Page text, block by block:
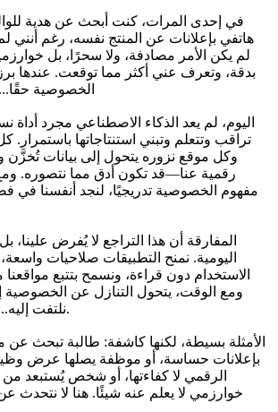
في إحدى المرات، كنت أبحث عن هدية
هاتفي بإعلانات عن المنتج نفسه، رغم أنني
لم يكن الأمر مصادفة، ولا سحرًا، بل
بدقة، وتعرف عني أكثر مما توقعت. عندها
الخصوصية
اليوم، لم يعد الذكاء الاصطناعي مجرد أداة
تراقب وتتعلم وتبني استنتاجاتها
وكل موقع نزوره يتحول إلى بيانات
رقمية عنا—قد تكون أدق مما نتصوره. ومع
مفهوم الخصوصية تدريجيًا، لنجد أنفسنا في
المفارقة أن هذا التراجع لا يُفرض علينا،
اليومية. نمنح التطبيقات صلاحيات
الاستخدام دون قراءة، ونسمح بتتبع
ومع الوقت، يتحول التنازل عن الخصوصية
نلتفت إليه... إلا حين تظهر نتائجه.
الأمثلة بسيطة، لكنها كاشفة: طالبة تبحث
بإعلانات حساسة، أو موظفة يصلها عرض
الرقمي لا كفاءتها، أو شخص يُستبعد
خوارزمي لا يعلم عنه شيئًا. هنا لا نتحدث